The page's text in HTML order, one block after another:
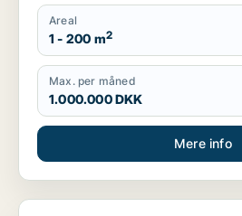
Areal
1 - 200 m2
Max. per måned
1.000.000 DKK
Mere info